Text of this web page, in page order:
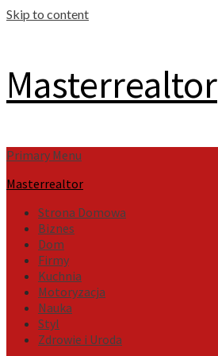
Skip to content
Masterrealtor
Primary Menu
Masterrealtor
Strona Domowa
Biznes
Dom
Firmy
Kuchnia
Motoryzacja
Nauka
Styl
Zdrowie i Uroda